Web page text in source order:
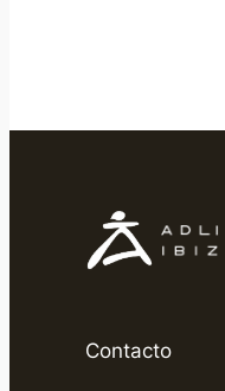
Contacto